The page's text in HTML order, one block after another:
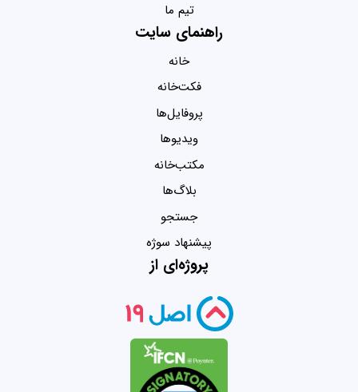
تیم ما
راهنمای سایت
خانه
فکت‌خانه
پروفایل‌ها
ویدیو‌ها
مکتب‌خانه
بلاگ‌ها
جستجو
پیشنهاد سوژه
پروژه‌ای از